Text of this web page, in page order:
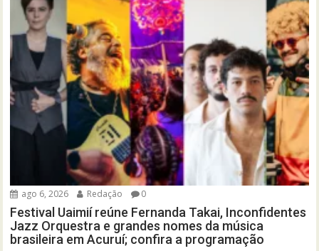
ago 6, 2026 Redação 0
Festival Uaimií reúne Fernanda Takai, Inconfidentes
Jazz Orquestra e grandes nomes da música
brasileira em Acuruí; confira a programação